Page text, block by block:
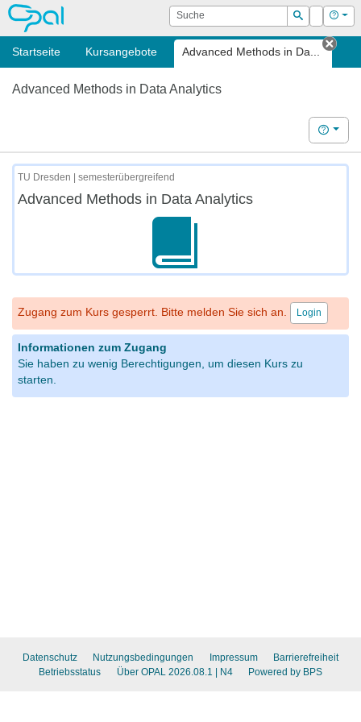
OPAL Suche
Suchen
Login Hilfe
Startseite Kursangebote Advanced Methods in Da...
Tab
Advanced Methods in Data Analytics
Hilfe
TU Dresden | semesterübergreifend
Advanced Methods in Data Analytics
Zugang zum Kurs gesperrt. Bitte melden Sie sich an. Login
Informationen zum Zugang
Sie haben zu wenig Berechtigungen, um diesen Kurs zu
starten.
Datenschutz Nutzungsbedingungen Impressum
Barrierefreiheit
Betriebsstatus
Über OPAL 2026.08.1 | N4 Powered by BPS